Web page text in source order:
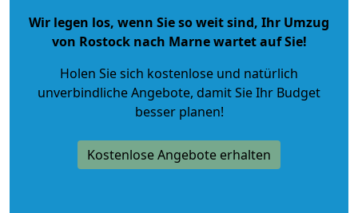
Wir legen los, wenn Sie so weit sind, Ihr Umzug
von Rostock nach Marne wartet auf Sie!
Holen Sie sich kostenlose und natürlich
unverbindliche Angebote, damit Sie Ihr Budget
besser planen!
Kostenlose Angebote erhalten